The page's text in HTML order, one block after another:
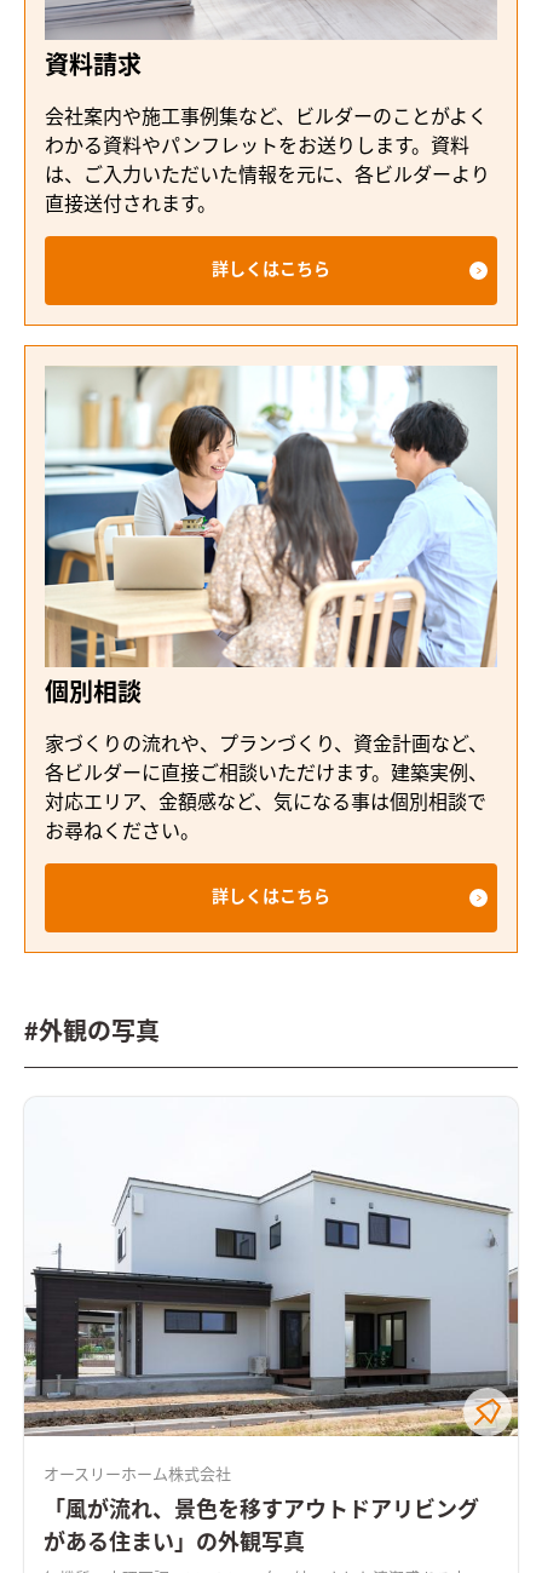
資料請求
会社案内や施工事例集など、ビルダーのことがよく
わかる資料やパンフレットをお送りします。資料
は、ご入力いただいた情報を元に、各ビルダーより
直接送付されます。
詳しくはこちら
個別相談
家づくりの流れや、プランづくり、資金計画など、
各ビルダーに直接ご相談いただけます。建築実例、
対応エリア、金額感など、気になる事は個別相談で
お尋ねください。
詳しくはこちら
#外観の写真
オースリーホーム株式会社
「風が流れ、景色を移すアウトドアリビング
がある住まい」の外観写真